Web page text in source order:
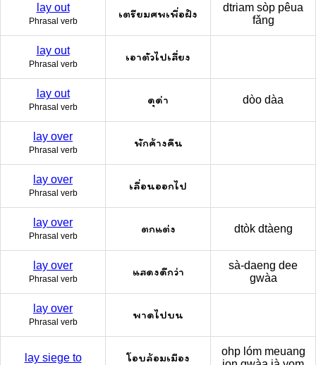
lay out
Phrasal verb
เตรียมศพเพื่อฝัง
dtriam sòp pêua
fǎng
lay out
Phrasal verb
เอาตัวไปเสี่ยง
lay out
Phrasal verb
ดุด่า dòo dàa
lay over
Phrasal verb
พักค้างคืน
lay over
Phrasal verb
เลื่อนออกไป
lay over
Phrasal verb
ตกแต่ง dtòk dtàeng
lay over
Phrasal verb
แสดงดีกว่า
sà-daeng dee
gwàa
lay over
Phrasal verb
พาดไปบน
lay siege to
โอบล้อมเมือง
ohp lóm meuang